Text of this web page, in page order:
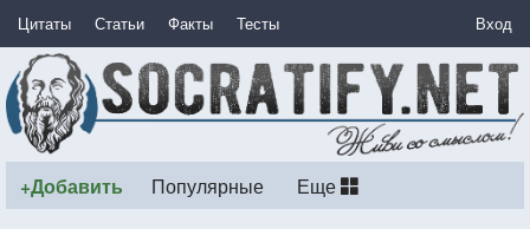
Цитаты Статьи Факты Тесты Вход
+Добавить Популярные Еще